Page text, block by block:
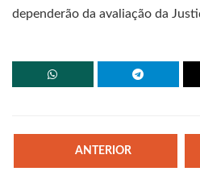
dependerão da avaliação da
ANTERIOR